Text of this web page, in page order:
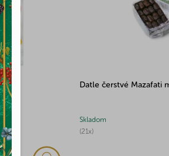
Datle čerstvé Mazafati
(21x)
Skladom